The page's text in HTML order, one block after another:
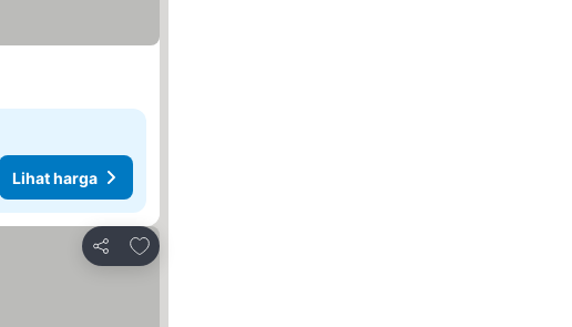
Lihat harga
Bagikan
Tambahkan ke favorit